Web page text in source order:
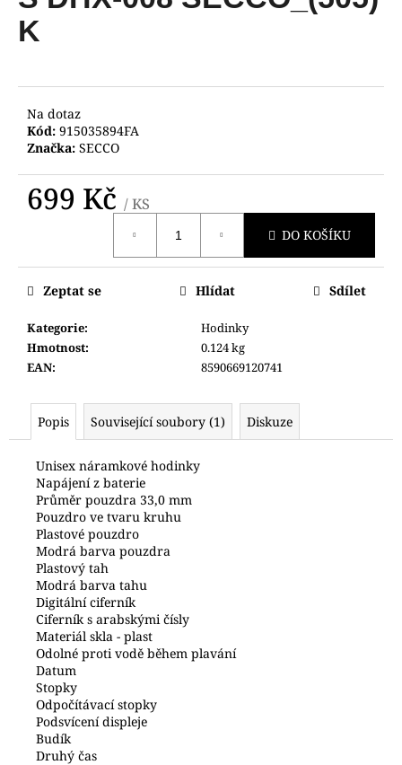
0,0
K
Na dotaz
Kód: 915035894FA
Značka: SECCO
699 Kč / KS
DO KOŠÍKU
Kategorie:
Hodinky
Hmotnost:
0.124 kg
EAN: 8590669120741
Zeptat se Hlídat Sdílet
Popis Související soubory (1) Diskuze
Unisex náramkové hodinky
Napájení z baterie
Průměr pouzdra 33,0 mm
Pouzdro ve tvaru kruhu
Plastové pouzdro
Modrá barva pouzdra
Plastový tah
Modrá barva tahu
Digitální ciferník
Ciferník s arabskými čísly
Materiál skla - plast
Odolné proti vodě během plavání
Datum
Stopky
Odpočítávací stopky
Podsvícení displeje
Budík
Druhý čas
a
j
t
?
HLEDAT
D
p
o
j
POLICE
PEWGQ0056801
690
Kč